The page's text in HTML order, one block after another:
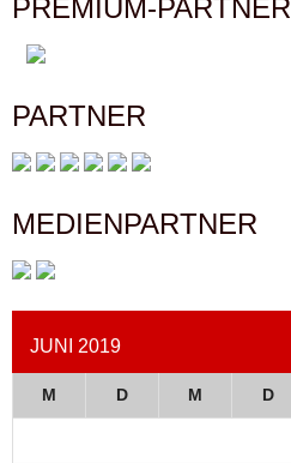
PREMIUM-PARTNER
PARTNER
MEDIENPARTNER
JUNI 2019
M D M D